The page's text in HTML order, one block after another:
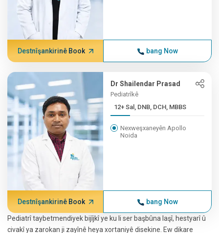
Destnîşankirinê Book bang Now
Dr Shailendar Prasad
Pediatrîkê
12+ Sal, DNB, DCH, MBBS
Nexweşxaneyên Apollo
Noida
Destnîşankirinê Book bang Now
Pediatrî taybetmendiyek bijîjkî ye ku li ser başbûna laşî, hestyarî û
civakî ya zarokan ji zayînê heya xortaniyê disekine. Ew dikare